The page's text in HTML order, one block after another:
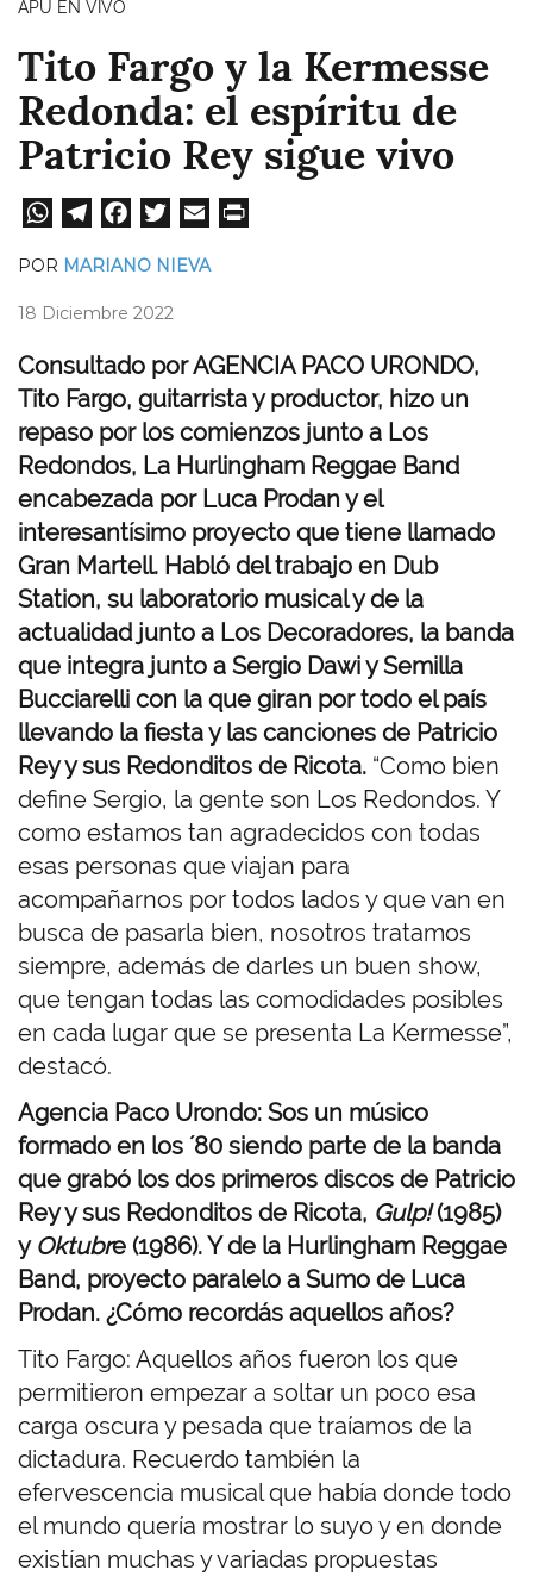
APU EN VIVO
Tito Fargo y la Kermesse
Redonda: el espíritu de
Patricio Rey sigue vivo
W
A
pp
Te
a
m
Fa
ok er
POR MARIANO NIEVA
18 Diciembre 2022
Consultado por AGENCIA PACO URONDO,
Tito Fargo, guitarrista y productor, hizo un
repaso por los comienzos junto a Los
Redondos, La Hurlingham Reggae Band
encabezada por Luca Prodan y el
interesantísimo proyecto que tiene llamado
Gran Martell. Habló del trabajo en Dub
Station, su laboratorio musical y de la
actualidad junto a Los Decoradores, la banda
que integra junto a Sergio Dawi y Semilla
Bucciarelli con la que giran por todo el país
llevando la fiesta y las canciones de Patricio
Rey y sus Redonditos de Ricota. “Como bien
define Sergio, la gente son Los Redondos. Y
como estamos tan agradecidos con todas
esas personas que viajan para
acompañarnos por todos lados y que van en
busca de pasarla bien, nosotros tratamos
siempre, además de darles un buen show,
que tengan todas las comodidades posibles
en cada lugar que se presenta La Kermesse”,
destacó.
Agencia Paco Urondo: Sos un músico
formado en los ´80 siendo parte de la banda
que grabó los dos primeros discos de Patricio
Rey y sus Redonditos de Ricota, Gulp!(1985)
y Oktubre (1986). Y de la Hurlingham Reggae
Band, proyecto paralelo a Sumo de Luca
Prodan. ¿Cómo recordás aquellos años?
Tito Fargo: Aquellos años fueron los que
permitieron empezar a soltar un poco esa
carga oscura y pesada que traíamos de la
dictadura. Recuerdo también la
efervescencia musical que había donde todo
el mundo quería mostrar lo suyo y en donde
existían muchas y variadas propuestas